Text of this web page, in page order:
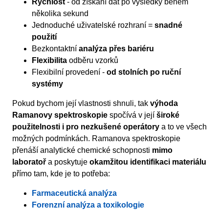
Rychlost - od získání dat po výsledky během
několika sekund
Jednoduché uživatelské rozhraní = snadné
použití
Bezkontaktní analýza přes bariéru
Flexibilita odběru vzorků
Flexibilní provedení - od stolních po ruční
systémy
Pokud bychom její vlastnosti shnuli, tak výhoda
Ramanovy spektroskopie spočívá v její široké
použitelnosti i pro nezkušené operátory a to ve všech
možných podmínkách. Ramanova spektroskopie
přenáší analytické chemické schopnosti mimo
laboratoř a poskytuje okamžitou identifikaci materiálu
přímo tam, kde je to potřeba:
Farmaceutická analýza
Forenzní analýza a toxikologie